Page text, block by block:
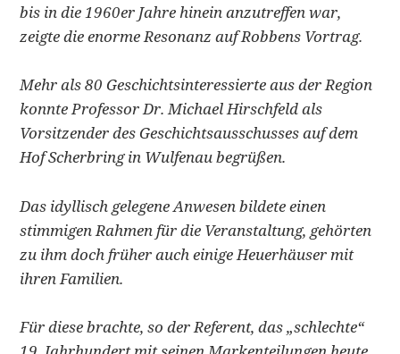
bis in die 1960er Jahre hinein anzutreffen war,
zeigte die enorme Resonanz auf Robbens Vortrag.
Mehr als 80 Geschichtsinteressierte aus der Region
konnte Professor Dr. Michael Hirschfeld als
Vorsitzender des Geschichtsausschusses auf dem
Hof Scherbring in Wulfenau begrüßen.
Das idyllisch gelegene Anwesen bildete einen
stimmigen Rahmen für die Veranstaltung, gehörten
zu ihm doch früher auch einige Heuerhäuser mit
ihren Familien.
Für diese brachte, so der Referent, das „schlechte“